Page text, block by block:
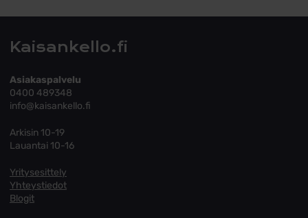
Kaisankello.fi
Asiakaspalvelu
0400 489348
info@kaisankello.fi
Arkisin 10-19
Lauantai 10-16
Yritysesittely
Yhteystiedot
Blogit